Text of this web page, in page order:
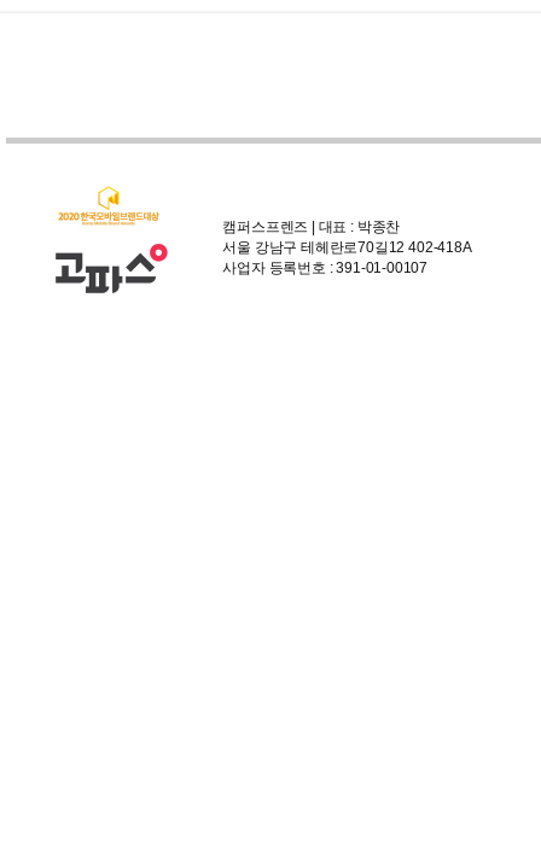
캠퍼스프렌즈 | 대표 : 박종찬
서울 강남구 테헤란로70길12 402-418A
사업자 등록번호 : 391-01-00107